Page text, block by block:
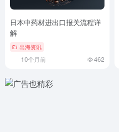
日本中药材进出口报关流程详
解
出海资讯
10个月前 462